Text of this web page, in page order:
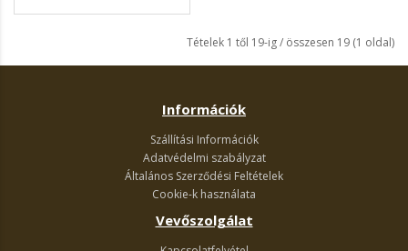
Tételek 1 től 19-ig / összesen 19 (1 oldal)
Információk
Szállítási Információk
Adatvédelmi szabályzat
Általános Szerződési Feltételek
Cookie-k használata
Vevőszolgálat